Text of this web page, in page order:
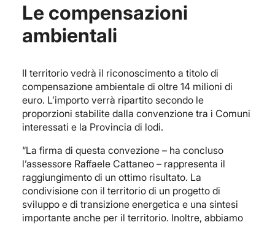
Le compensazioni
ambientali
Il territorio vedrà il riconoscimento a titolo di
compensazione ambientale di oltre 14 milioni di
euro. L’importo verrà ripartito secondo le
proporzioni stabilite dalla convenzione tra i Comuni
interessati e la Provincia di lodi.
“La firma di questa convezione – ha concluso
l’assessore Raffaele Cattaneo – rappresenta il
raggiungimento di un ottimo risultato. La
condivisione con il territorio di un progetto di
sviluppo e di transizione energetica e una sintesi
importante anche per il territorio. Inoltre, abbiamo